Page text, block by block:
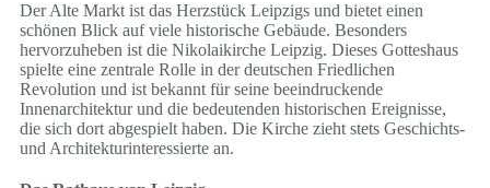
Der Alte Markt ist das Herzstück Leipzigs und bietet einen
schönen Blick auf viele historische Gebäude. Besonders
hervorzuheben ist die Nikolaikirche Leipzig. Dieses Gotteshaus
spielte eine zentrale Rolle in der deutschen Friedlichen
Revolution und ist bekannt für seine beeindruckende
Innenarchitektur und die bedeutenden historischen Ereignisse,
die sich dort abgespielt haben. Die Kirche zieht stets Geschichts-
und Architekturinteressierte an.